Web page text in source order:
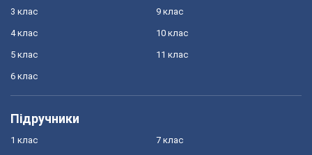
3 клас
4 клас
5 клас
6 клас
9 клас
10 клас
11 клас
Підручники
1 клас 7 клас